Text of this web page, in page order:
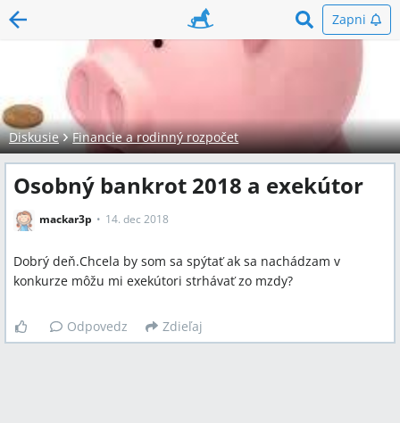
Zapni
Diskusie Financie a rodinný rozpočet
Osobný bankrot 2018 a exekútor
mackar3p 14. dec 2018
Dobrý deň.Chcela by som sa spýtať ak sa nachádzam v
konkurze môžu mi exekútori strhávať zo mzdy?
Odpovedz Zdieľaj